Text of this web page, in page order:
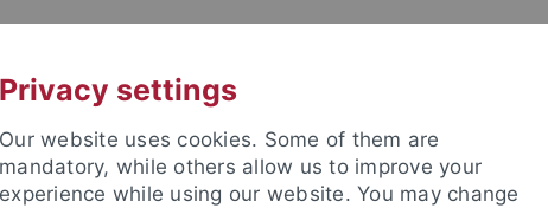
Privacy settings
Our website uses cookies. Some of them are
mandatory, while others allow us to improve your
experience while using our website. You may change